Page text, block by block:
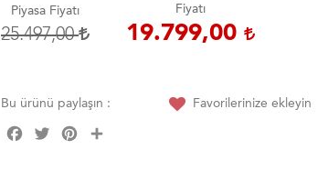
Piyasa Fiyatı
25.497,00
Fiyatı
19.799,00
Bu ürünü paylaşın :
FacebookTwitterPinterest
Favorilerinize ekleyin